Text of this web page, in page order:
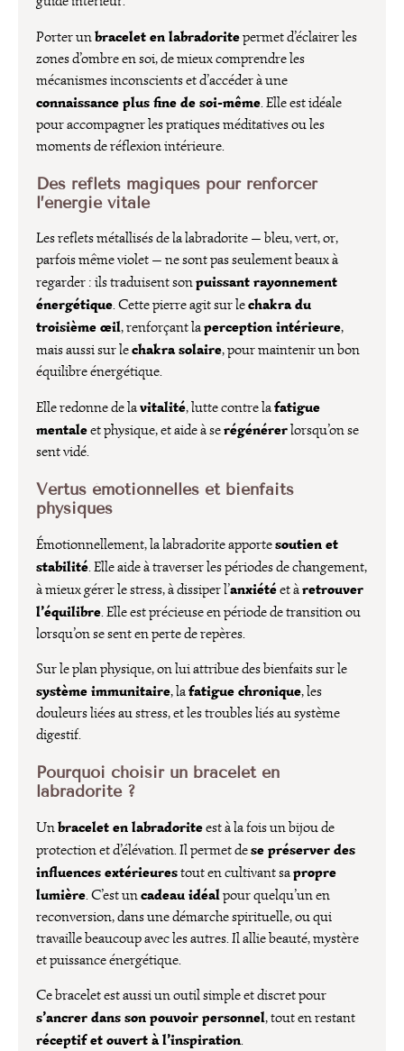
Porter unbracelet en labradoritepermet d’éclairer les
zones d’ombre en soi, de mieux comprendre les
mécanismes inconscients et d’accéder à une
connaissance plus fine de soi-même. Elle est idéale
pour accompagner les pratiques méditatives ou les
moments de réflexion intérieure.
Des reflets magiques pour renforcer
l’énergie vitale
Les reflets métallisés de la labradorite — bleu, vert, or,
parfois même violet — ne sont pas seulement beaux à
regarder : ils traduisent sonpuissant rayonnement
énergétique. Cette pierre agit sur lechakra du
troisième œil, renforçant laperception intérieure,
mais aussi sur lechakra solaire, pour maintenir un bon
équilibre énergétique.
Elle redonne de lavitalité, lutte contre lafatigue
mentaleet physique, et aide à serégénérerlorsqu’on se
sent vidé.
Vertus émotionnelles et bienfaits
physiques
Émotionnellement, la labradorite apportesoutien et
stabilité. Elle aide à traverser les périodes de changement,
à mieux gérer le stress, à dissiper l’anxiétéet àretrouver
l’équilibre. Elle est précieuse en période de transition ou
lorsqu’on se sent en perte de repères.
Sur le plan physique, on lui attribue des bienfaits sur le
système immunitaire, lafatigue chronique, les
douleurs liées au stress, et les troubles liés au système
digestif.
Pourquoi choisir un bracelet en
labradorite ?
Unbracelet en labradoriteest à la fois un bijou de
protection et d’élévation. Il permet dese préserver des
influences extérieurestout en cultivant sapropre
lumière. C’est uncadeau idéalpour quelqu’un en
reconversion, dans une démarche spirituelle, ou qui
travaille beaucoup avec les autres. Il allie beauté, mystère
et puissance énergétique.
Ce bracelet est aussi un outil simple et discret pour
s’ancrer dans son pouvoir personnel, tout en restant
réceptif et ouvert à l’inspiration.